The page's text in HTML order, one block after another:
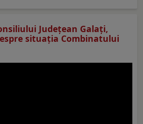
Judeţean Galaţi,
situaţia Combinatului